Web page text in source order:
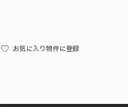
お気に入り物件に登録